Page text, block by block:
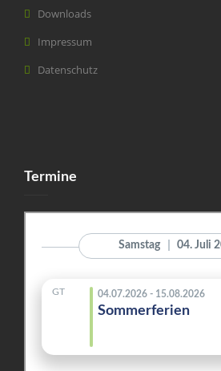
Downloads
Impressum
Datenschutz
Termine